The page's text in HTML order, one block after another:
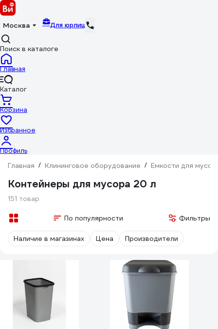
Москва Для юрлиц
Поиск в каталоге
Главная
Каталог
Корзина
Избранное
Профиль
Главная / Клининговое оборудование / Емкости для
Контейнеры для мусора 20 л
151 товар
По популярности Фильтры
Наличие в магазинах Цена Производители